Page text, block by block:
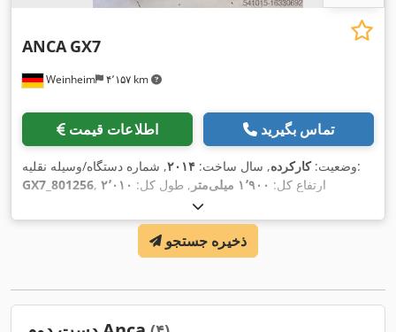
Weinheim ۴٬۱۵۷ km
ANCA GX7
اطلاعات قیمت تماس بگیرید
وضعیت:کارکرده, سال ساخت: ۲۰۱۴
, شماره دستگاه/وسیله نقلیه:
GX7_801256
, ارتفاع کل: ۱٬۹۰۰ میلی‌متر , طول کل: ۲٬۰۱۰
کیلوگرم, حداکثر سرعت اسپیندل:۱۲٬۰۰۰ دور/دقیقه
, قطر سنگ
, وزن کل:۴٬۵۰۰ کیلوگرم
ذخیره جستجو